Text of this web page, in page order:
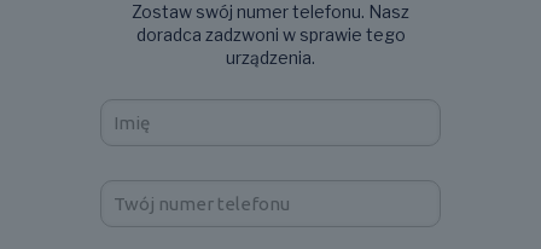
Zostaw swój numer telefonu. Nasz
doradca zadzwoni w sprawie tego
urządzenia.